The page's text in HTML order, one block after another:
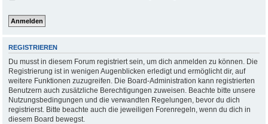
REGISTRIEREN
Du musst in diesem Forum registriert sein, um dich anmelden zu können. Die
Registrierung ist in wenigen Augenblicken erledigt und ermöglicht dir, auf
weitere Funktionen zuzugreifen. Die Board-Administration kann registrierten
Benutzern auch zusätzliche Berechtigungen zuweisen. Beachte bitte unsere
Nutzungsbedingungen und die verwandten Regelungen, bevor du dich
registrierst. Bitte beachte auch die jeweiligen Forenregeln, wenn du dich in
diesem Board bewegst.